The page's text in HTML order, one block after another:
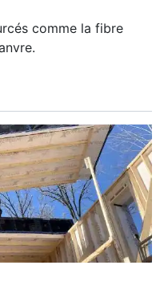
comme la fibre